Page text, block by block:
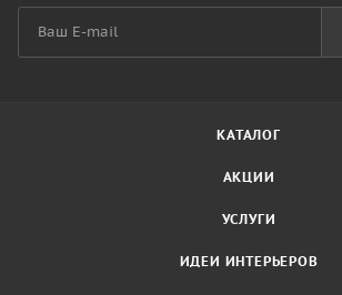
КАТАЛОГ
АКЦИИ
УСЛУГИ
ИДЕИ ИНТЕРЬЕРОВ